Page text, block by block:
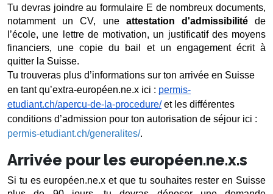
Tu devras joindre au formulaire E de nombreux documents,
notamment un CV, une attestation d'admissibilité de
l’école, une lettre de motivation, un justificatif des moyens
financiers, une copie du bail et un engagement écrit à
quitter la Suisse.
Tu trouveras plus d’informations sur ton arrivée en Suisse
en tant qu’extra-européen.ne.x ici : permis-
etudiant.ch/apercu-de-la-procedure/ et les différentes
permis-etudiant.ch/generalites/.
Arrivée pour les européen.ne.x.s
Si tu es européen.ne.x et que tu souhaites rester en Suisse